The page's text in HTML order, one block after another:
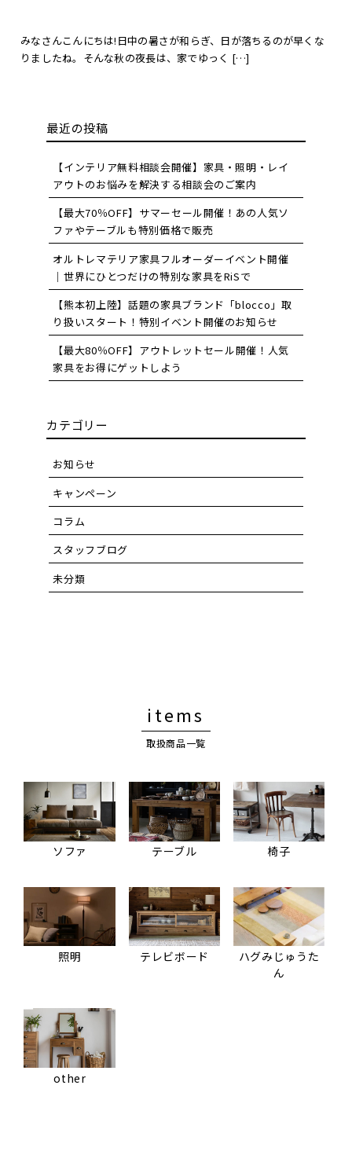
みなさんこんにちは!日中の暑さが和らぎ、日が落ちるのが早くな
りましたね。そんな秋の夜長は、家でゆっく […]
最近の投稿
【インテリア無料相談会開催】家具・照明・レイ
アウトのお悩みを解決する相談会のご案内
【最大70％OFF】サマーセール開催！あの人気ソ
ファやテーブルも特別価格で販売
オルトレマテリア家具フルオーダーイベント開催
｜世界にひとつだけの特別な家具をRiSで
【熊本初上陸】話題の家具ブランド「blocco」取
り扱いスタート！特別イベント開催のお知らせ
【最大80％OFF】アウトレットセール開催！人気
家具をお得にゲットしよう
カテゴリー
お知らせ
キャンペーン
コラム
スタッフブログ
未分類
items
取扱商品一覧
ソファ テーブル 椅子
照明 テレビボード
ハグみじゅうた
ん
other